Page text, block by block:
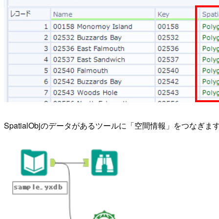
SpatialObjのデータがあるツールに「空間情報」をつなぎま